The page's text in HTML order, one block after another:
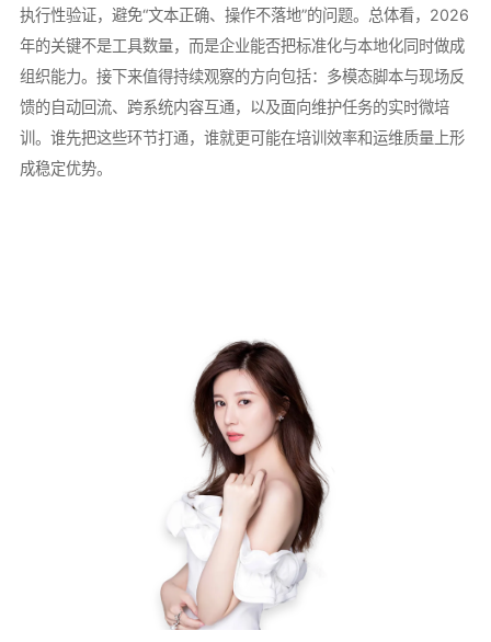
执行性验证，避免“文本正确、操作不落地”的问题。总体看，2026
年的关键不是工具数量，而是企业能否把标准化与本地化同时做成
组织能力。接下来值得持续观察的方向包括：多模态脚本与现场反
馈的自动回流、跨系统内容互通，以及面向维护任务的实时微培
训。谁先把这些环节打通，谁就更可能在培训效率和运维质量上形
成稳定优势。